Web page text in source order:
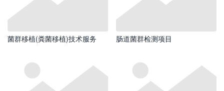
菌群移植(粪菌移植)技术服务 肠道菌群检测项目